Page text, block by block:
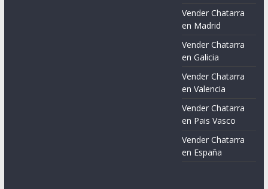
Vender Chatarra
en Madrid
Vender Chatarra
en Galicia
Vender Chatarra
en Valencia
Vender Chatarra
en Pais Vasco
Vender Chatarra
en España